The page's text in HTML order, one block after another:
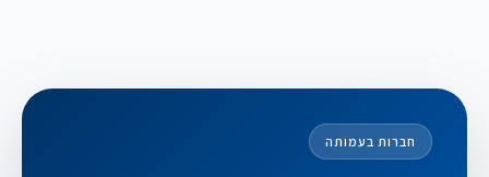
חברות בעמותה